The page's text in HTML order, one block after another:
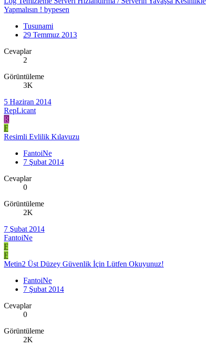
Yapmalısın ! bypesen
Tusunami
29 Temmuz 2013
Cevaplar
2
Görüntüleme
3K
5 Haziran 2014
RepLicant
R
F
Resimli Evlilik Kılavuzu
FantoiNe
7 Şubat 2014
Cevaplar
0
Görüntüleme
2K
7 Şubat 2014
FantoiNe
F
F
Metin2 Üst Düzey Güvenlik İçin Lütfen Okuyunuz!
FantoiNe
7 Şubat 2014
Cevaplar
0
Görüntüleme
2K